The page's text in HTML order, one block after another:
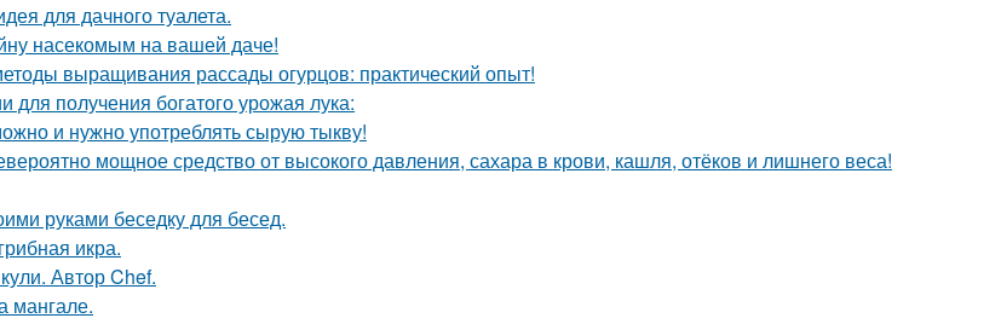
для дачного туалета.
насекомым на вашей даче!
выращивания рассады огурцов: практический опыт!
для получения богатого урожая лука:
и нужно употреблять сырую тыкву!
мощное средство от высокого давления, сахара в крови, кашля, отёков и лишнего веса!
руками беседку для бесед.
икра.
Автор Chef.
мангале.